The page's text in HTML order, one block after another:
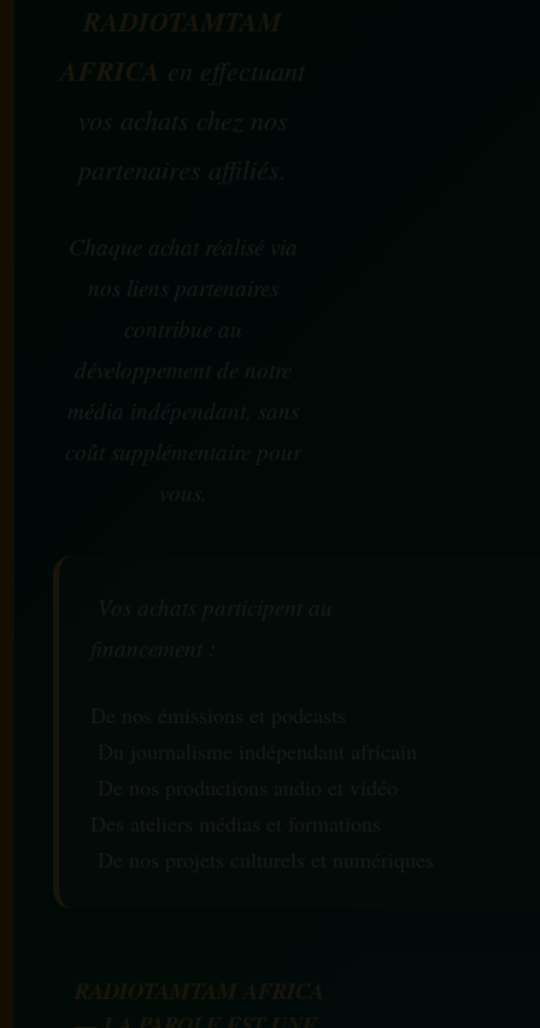
RADIOTAMTAM
AFRICA en effectuant
vos achats chez nos
partenaires affiliés.
Chaque achat réalisé via
nos liens partenaires
contribue au
développement de notre
média indépendant, sans
coût supplémentaire pour
vous.